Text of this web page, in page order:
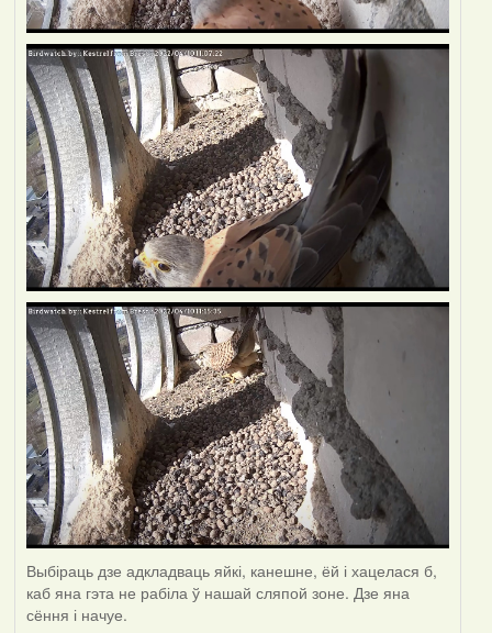
Выбіраць дзе адкладваць яйкі, канешне, ёй і хацелася б,
каб яна гэта не рабіла ў нашай сляпой зоне. Дзе яна
сёння і начуе.